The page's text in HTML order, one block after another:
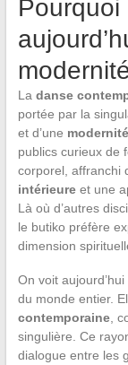
La danse
portée par la
et d’une
publics curieux de
corporel, affranchi
intérieureet une
Là où d’autres
le butiko préfère
dimension
On voit aujourd’hui
du monde entier.
contemporaine,
singulière. Ce
dialogue entre les